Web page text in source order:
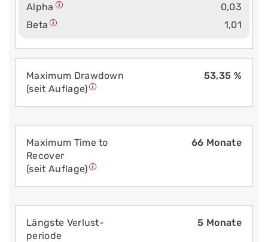
Alpha
0,03
Beta
1,01
Maximum Drawdown
(seit Auflage)
53,35 %
Maximum Time to
Recover
(seit Auflage)
66 Monate
Längste Verlust­
periode
5 Monate